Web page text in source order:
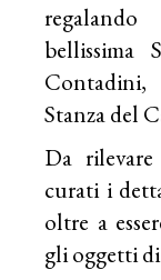
bellissima
Stanza del
Da
curati i
oltre a
gli oggetti